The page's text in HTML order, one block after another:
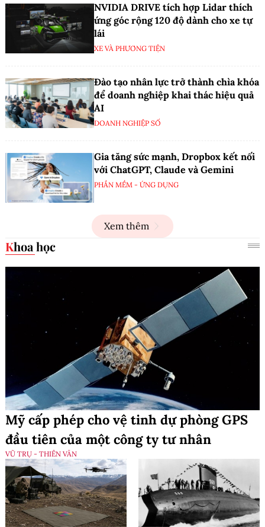
NVIDIA DRIVE tích hợp Lidar thích
ứng góc rộng 120 độ dành cho xe tự
lái
XE VÀ PHƯƠNG TIỆN
Đào tạo nhân lực trở thành chìa khóa
để doanh nghiệp khai thác hiệu quả
AI
DOANH NGHIỆP SỐ
Gia tăng sức mạnh, Dropbox kết nối
với ChatGPT, Claude và Gemini
PHẦN MỀM - ỨNG DỤNG
Xem thêm
Khoa học
Mỹ cấp phép cho vệ tinh dự phòng GPS
đầu tiên của một công ty tư nhân
VŨ TRỤ - THIÊN VĂN